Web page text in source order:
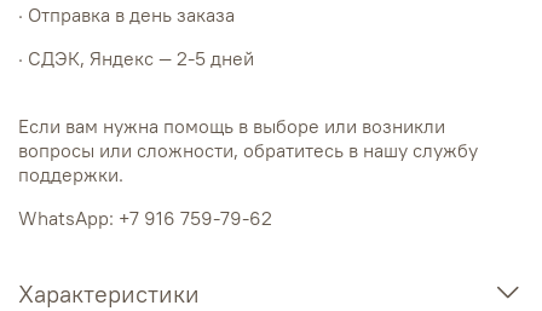
· Отправка в день заказа
· СДЭК, Яндекс — 2-5 дней
Если вам нужна помощь в выборе или возникли
вопросы или сложности, обратитесь в нашу службу
поддержки.
WhatsApp: +7 916 759-79-62
Характеристики